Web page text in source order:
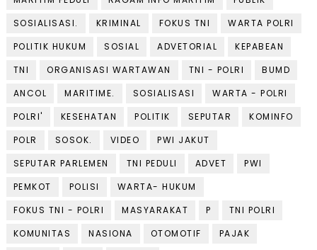
SOSIALISASI.
KRIMINAL FOKUS TNI
WARTA POLRI
POLITIK HUKUM
SOSIAL ADVETORIAL
KEPABEAN
TNI
ORGANISASI WARTAWAN TNI - POLRI
BUMD
ANCOL
MARITIME. SOSIALISASI
WARTA - POLRI
POLRI'
KESEHATAN POLITIK SEPUTAR
KOMINFO
POLR
SOSOK. VIDEO
PWI JAKUT
SEPUTAR PARLEMEN
TNI PEDULI ADVET
PWI
PEMKOT
POLISI
WARTA- HUKUM
FOKUS TNI - POLRI
MASYARAKAT P
TNI POLRI
KOMUNITAS
NASIONA OTOMOTIF
PAJAK